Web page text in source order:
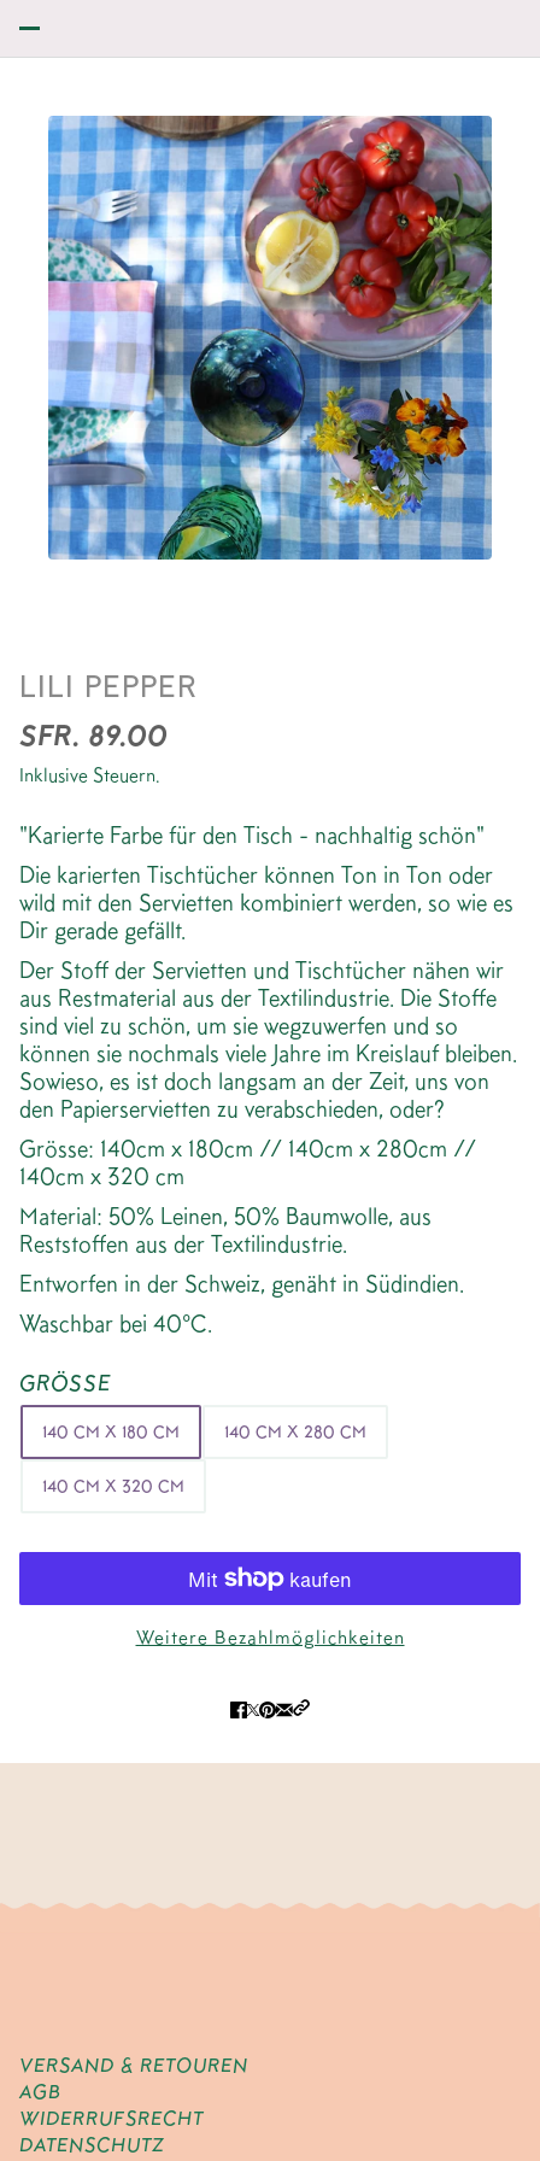
TISCHTUCH *CHECK SOFT
LILI PEPPER
SFR. 89.00
Inklusive Steuern.
"Karierte Farbe für den Tisch - nachhaltig schön"
Die karierten Tischtücher können Ton in Ton oder
wild mit den Servietten kombiniert werden, so wie es
Dir gerade gefällt.
Der Stoff der Servietten und Tischtücher nähen wir
aus Restmaterial aus der Textilindustrie. Die Stoffe
sind viel zu schön, um sie wegzuwerfen und so
können sie nochmals viele Jahre im Kreislauf bleiben.
Sowieso, es ist doch langsam an der Zeit, uns von
den Papierservietten zu verabschieden, oder?
Grösse: 140cm x 180cm // 140cm x 280cm //
140cm x 320 cm
Material: 50% Leinen, 50% Baumwolle, aus
Reststoffen aus der Textilindustrie.
Entworfen in der Schweiz, genäht in Südindien.
Waschbar bei 40°C.
GRÖSSE
140 CM X 180 CM 140 CM X 280 CM
140 CM X 320 CM
Weitere Bezahlmöglichkeiten
VERSAND & RETOUREN
AGB
WIDERRUFSRECHT
DATENSCHUTZ